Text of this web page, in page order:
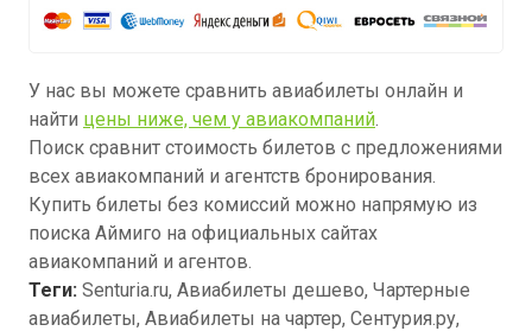
У нас вы можете сравнить авиабилеты онлайн и
найти цены ниже, чем у авиакомпаний.
Поиск сравнит стоимость билетов с предложениями
всех авиакомпаний и агентств бронирования.
Купить билеты без комиссий можно напрямую из
поиска Аймиго на официальных сайтах
авиакомпаний и агентов.
Теги: Senturia.ru, Авиабилеты дешево, Чартерные
авиабилеты, Авиабилеты на чартер, Сентурия.ру,